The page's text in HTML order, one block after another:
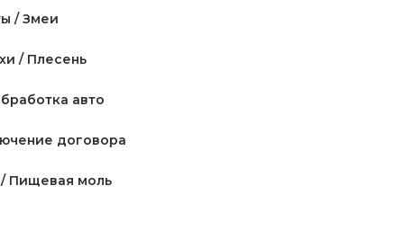
/ Змеи
/ Плесень
авто
договора
Пищевая моль